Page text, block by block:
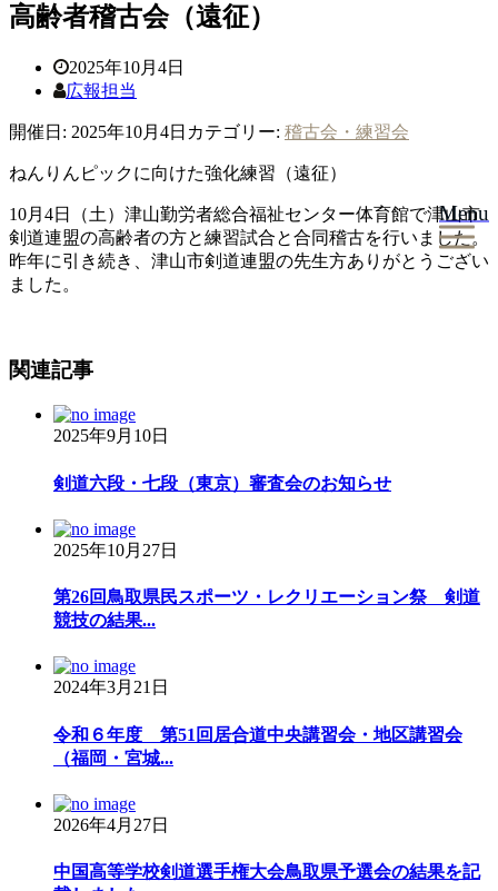
Menu
高齢者稽古会（遠征）
2025年10月4日
広報担当
開催日: 2025年10月4日 カテゴリー: 稽古会・練習会
ねんりんピックに向けた強化練習（遠征）
10月4日（土）津山勤労者総合福祉センター体育館で津山市
剣道連盟の高齢者の方と練習試合と合同稽古を行いました。
昨年に引き続き、津山市剣道連盟の先生方ありがとうござい
ました。
関連記事
2025年9月10日
剣道六段・七段（東京）審査会のお知らせ
2025年10月27日
第26回鳥取県民スポーツ・レクリエーション祭 剣道
競技の結果...
2024年3月21日
令和６年度 第51回居合道中央講習会・地区講習会
（福岡・宮城...
2026年4月27日
中国高等学校剣道選手権大会鳥取県予選会の結果を記